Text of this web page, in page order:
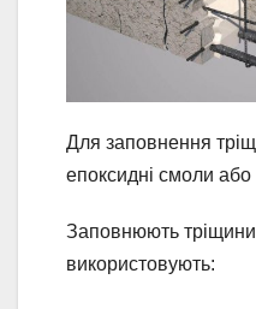
Для заповнення
епоксидні смоли або
Заповнюють тріщини
використовують: